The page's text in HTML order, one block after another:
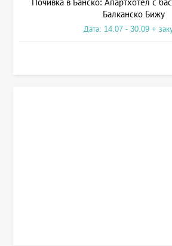
Почивка в Банско: Апартхотел с
Балканско Бижу
Дата: 14.07 - 30.09 +